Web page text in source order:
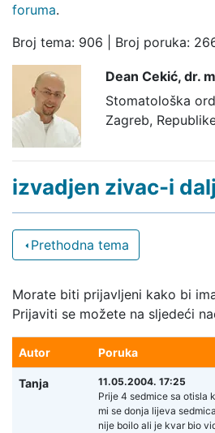
foruma.
Broj tema: 906 | Broj poruka:
Dean Cekić, dr.
Stomatološka
Zagreb,
izvadjen zivac-i
Prethodna tema
Morate biti prijavljeni kako bi
Prijaviti se možete na sljedeći
Autor Poruka
Tanja
11.05.2004. 17:25
Prije 4 sedmice sa otisla
mi se donja lijeva
nije boilo ali je kvar bio